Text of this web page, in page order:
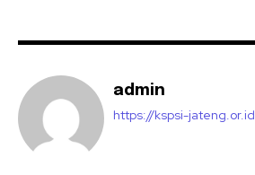
admin
https://kspsi-jateng.or.id